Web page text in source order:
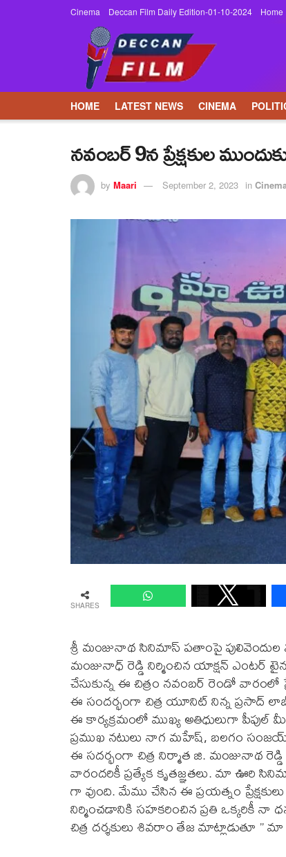
Cinema Deccan Film Daily Edition-01-10-2024 Home
HOME LATEST NEWS CINEMA
నవంబర్ 9న ప్రేక్షకుల
by Maari September 2, 2023 in
SHARES
శ్రీ మంజునాథ సినిమాస్ పతాంపై
మంజునాధ్ రెడ్డి నిర్మించిన యాక్షన్ ఎంటర్
చేసుకున్న ఈ చిత్రం నవంబర్ రెండో వారంలో
ఈ సందర్భంగా చిత్ర యూనిట్ నిన్న ప్రసాద్
ఈ కార్యక్రమంలో ముఖ్య అతిధులుగా పీపుల్
ప్రముఖ నటులు నాగ మహేష్, బలగం
ఈ సదర్భంగా చిత్ర నిర్మాత జి. మంజునాథ
వారందరికీ ప్రత్యేక కృతజ్ఞతలు. మా ఊరి
గా వుంది. మేము చేసిన ఈ ప్రయత్నం
నిర్మించడానికి సహకరించిన ప్రతి ఒక్కరికీ నా
చిత్ర దర్శకులు శివరాం తేజ మాట్లాడుతూ ”